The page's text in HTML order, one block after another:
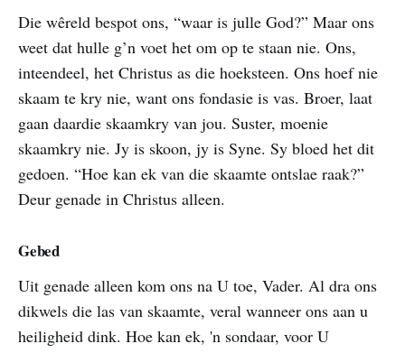
Die wêreld bespot ons, “waar is julle God?” Maar ons
weet dat hulle g’n voet het om op te staan nie. Ons,
inteendeel, het Christus as die hoeksteen. Ons hoef nie
skaam te kry nie, want ons fondasie is vas. Broer, laat
gaan daardie skaamkry van jou. Suster, moenie
skaamkry nie. Jy is skoon, jy is Syne. Sy bloed het dit
gedoen. “Hoe kan ek van die skaamte ontslae raak?”
Deur genade in Christus alleen.
Gebed
Uit genade alleen kom ons na U toe, Vader. Al dra ons
dikwels die las van skaamte, veral wanneer ons aan u
heiligheid dink. Hoe kan ek, 'n sondaar, voor U